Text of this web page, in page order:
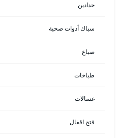
حدادين
سباك أدوات صحية
صباغ
طباخات
غسالات
فتح اقفال